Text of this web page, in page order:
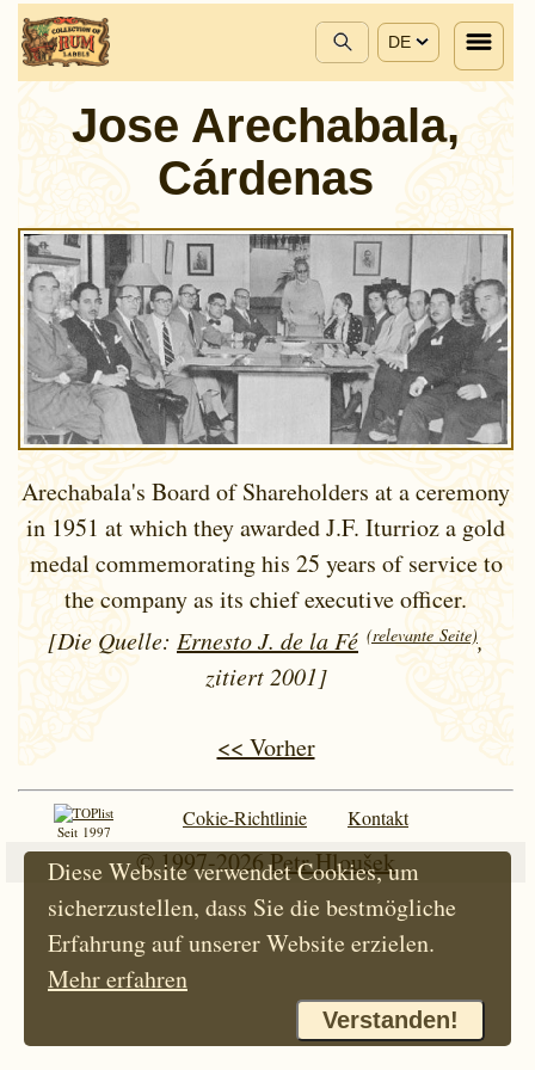
DE
Jose Arechabala,
Cárdenas
Arechabala's Board of Shareholders at a ceremony
in 1951 at which they awarded J.F. Iturrioz a gold
medal commemorating his 25 years of service to
the company as its chief executive officer.
[Die Quelle: Ernesto J. de la Fé (relevante Seite),
zitiert 2001]
<< Vorher
Seit 1997
Cokie-Richtlinie Kontakt
© 1997-2026Petr Hloušek
Diese Website verwendet Cookies, um
sicherzustellen, dass Sie die bestmögliche
Erfahrung auf unserer Website erzielen.
Mehr erfahren
Verstanden!